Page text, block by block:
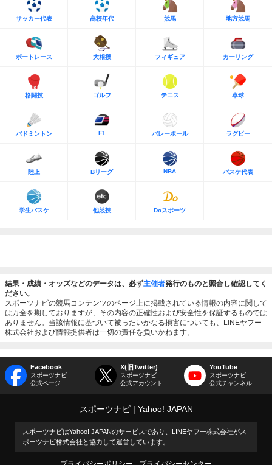
サッカー代表 高校年代 競馬 地方競馬
ボートレース 大相撲 フィギュア カーリング
格闘技 ゴルフ テニス 卓球
バドミントン F1 バレーボール ラグビー
陸上 Bリーグ NBA バスケ代表
学生バスケ 他競技 Doスポーツ
結果・成績・オッズなどのデータは、必ず主催者発行のものと照合し確認してく
ださい。
スポーツナビの競馬コンテンツのページ上に掲載されている情報の内容に関して
は万全を期しておりますが、その内容の正確性および安全性を保証するものでは
ありません。当該情報に基づいて被ったいかなる損害についても、LINEヤフー
株式会社および情報提供者は一切の責任を負いかねます。
Facebook
スポーツナビ
公式ページ
X(旧Twitter)
スポーツナビ
公式アカウント
YouTube
スポーツナビ
公式チャンネル
スポーツナビ Yahoo! JAPAN
スポーツナビはYahoo! JAPANのサービスであり、LINEヤフー株式会社がス
ポーツナビ株式会社と協力して運営しています。